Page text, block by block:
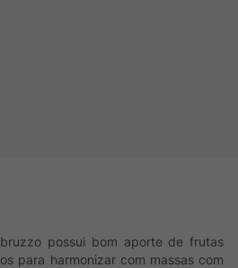
possui bom aporte de frutas
para harmonizar com massas com